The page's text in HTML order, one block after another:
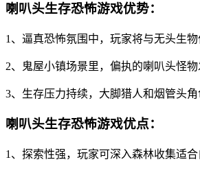
喇叭头生存恐怖游戏优势：
1、逼真恐怖氛围中，玩家将与无头生
2、鬼屋小镇场景里，偏执的喇叭头怪
3、生存压力持续，大脚猎人和烟管头
喇叭头生存恐怖游戏优点：
1、探索性强，玩家可深入森林收集适